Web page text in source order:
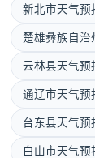
新北市天气预
楚雄彝族自治
云林县天气预
通辽市天气预
台东县天气预
白山市天气预